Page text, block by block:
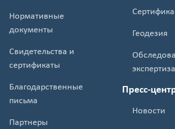
Нормативные
документы
Свидетельства и
сертификаты
Благодарственные
письма
Партнеры
Геодезия
экспертиза
Пресс-
Новости